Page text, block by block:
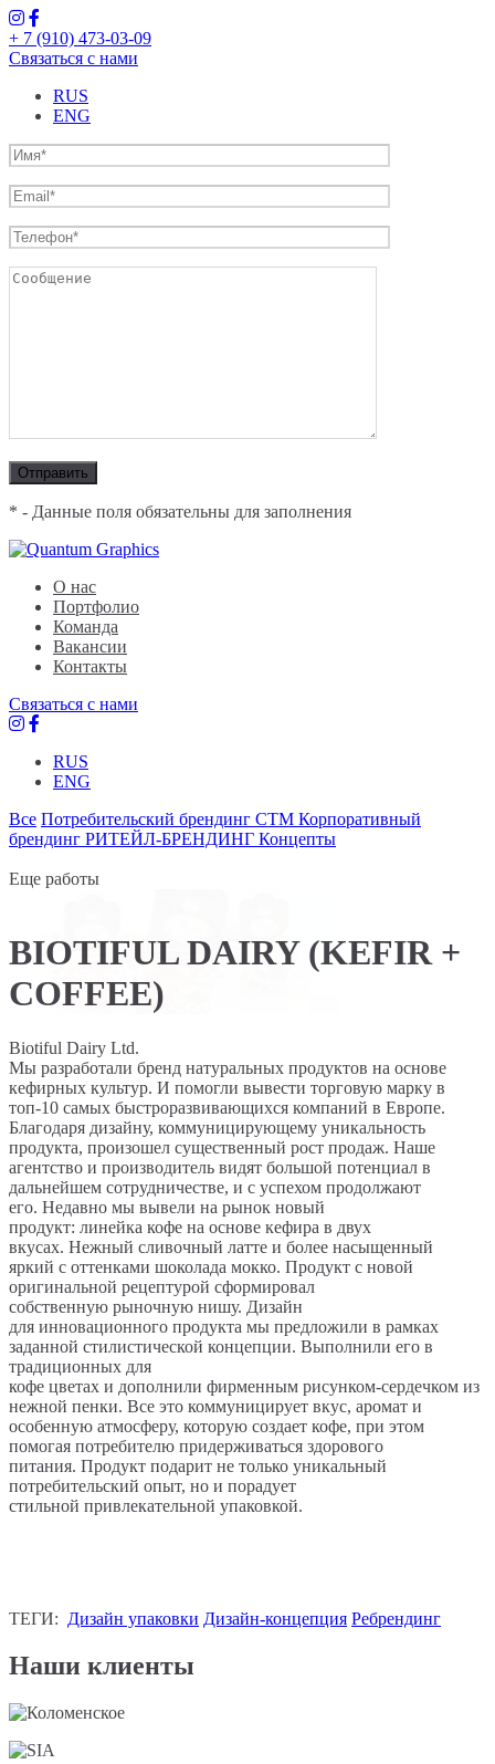
+ 7 (910) 473-03-09
Связаться с нами
RUS
ENG
* - Данные поля обязательны для заполнения
Quantum Graphics
Брендинговое агентство
О нас
Портфолио
Команда
Вакансии
Контакты
Связаться с нами
RUS
ENG
Все Потребительский брендинг СТМ Корпоративный
брендинг РИТЕЙЛ-БРЕНДИНГ Концепты
Еще работы
BIOTIFUL DAIRY (KEFIR +
COFFEE)
Biotiful Dairy Ltd.
Мы разработали бренд натуральных продуктов на основе
кефирных культур. И помогли вывести торговую марку в
топ-10 самых быстроразвивающихся компаний в Европе.
Благодаря дизайну, коммуницирующему уникальность
продукта, произошел существенный рост продаж. Наше
агентство и производитель видят большой потенциал в
дальнейшем сотрудничестве, и с успехом продолжают
его. Недавно мы вывели на рынок новый
продукт: линейка кофе на основе кефира в двух
вкусах. Нежный сливочный латте и более насыщенный
яркий с оттенками шоколада мокко. Продукт с новой
оригинальной рецептурой сформировал
собственную рыночную нишу. Дизайн
для инновационного продукта мы предложили в рамках
заданной стилистической концепции. Выполнили его в
традиционных для
кофе цветах и дополнили фирменным рисунком-сердечком из
нежной пенки. Все это коммуницирует вкус, аромат и
особенную атмосферу, которую создает кофе, при этом
помогая потребителю придерживаться здорового
питания. Продукт подарит не только уникальный
потребительский опыт, но и порадует
стильной привлекательной упаковкой.
ТЕГИ: Дизайн упаковки Дизайн-концепция Ребрендинг
Наши клиенты